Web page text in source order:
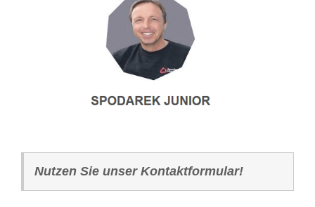
Nutzen Sie unser Kontaktformular!